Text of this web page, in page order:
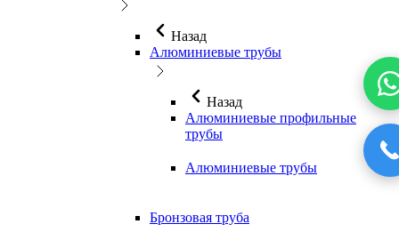
Назад
Алюминиевые трубы
Назад
Алюминиевые профильные
трубы
Алюминиевые трубы
Бронзовая труба